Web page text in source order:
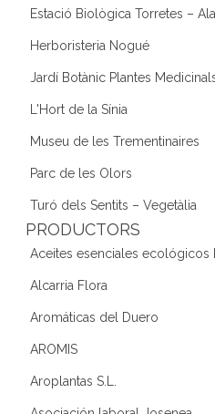
Estació Biològica Torretes –
Herboristeria Nogué
Jardí Botànic Plantes
L'Hort de la Sínia
Museu de les Trementinaires
Parc de les Olors
Turó dels Sentits – Vegetàlia
PRODUCTORS
Aceites esenciales ecológicos
Alcarria Flora
Aromáticas del Duero
AROMIS
Aroplantas S.L.